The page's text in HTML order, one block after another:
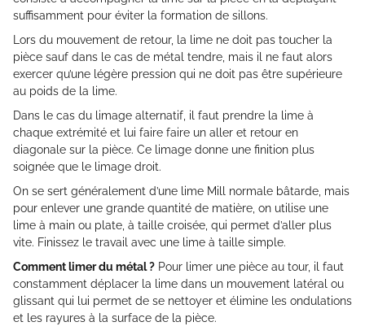
suffisamment pour éviter la formation de sillons.
Lors du mouvement de retour, la lime ne doit pas toucher la
pièce sauf dans le cas de métal tendre, mais il ne faut alors
exercer qu’une légère pression qui ne doit pas être supérieure
au poids de la lime.
Dans le cas du limage alternatif, il faut prendre la lime à
chaque extrémité et lui faire faire un aller et retour en
diagonale sur la pièce. Ce limage donne une finition plus
soignée que le limage droit.
On se sert généralement d’une lime Mill normale bâtarde, mais
pour enlever une grande quantité de matière, on utilise une
lime à main ou plate, à taille croisée, qui permet d’aller plus
vite. Finissez le travail avec une lime à taille simple.
Comment limer du métal ? Pour limer une pièce au tour, il faut
constamment déplacer la lime dans un mouvement latéral ou
glissant qui lui permet de se nettoyer et élimine les ondulations
et les rayures à la surface de la pièce.